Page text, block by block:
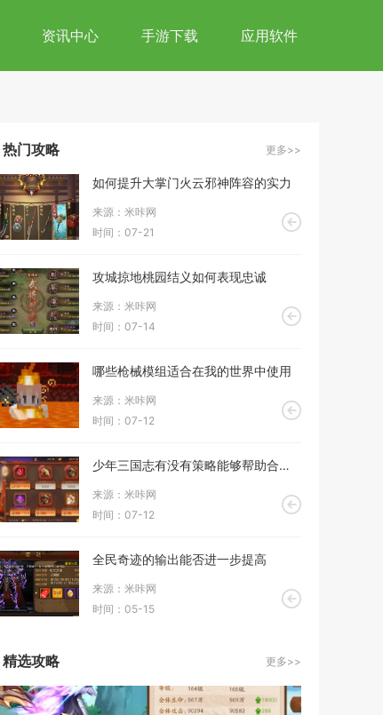
资讯中心 手游下载 应用软件
热门攻略 更多>>
如何提升大掌门火云邪神阵容的实力
来源：米咔网
时间：07-21
攻城掠地桃园结义如何表现忠诚
来源：米咔网
时间：07-14
哪些枪械模组适合在我的世界中使用
来源：米咔网
时间：07-12
少年三国志有没有策略能够帮助合红宝比较容易
来源：米咔网
时间：07-12
全民奇迹的输出能否进一步提高
来源：米咔网
时间：05-15
精选攻略 更多>>